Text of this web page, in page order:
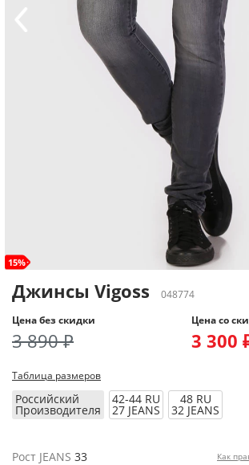
15%
Джинсы Vigoss
048774
Цена без скидки
3 890 ₽
Цена со
3 300
Таблица размеров
Российский
Производителя
42-44 RU
27 JEANS
48 RU
32 JEANS
Рост JEANS 33 Как